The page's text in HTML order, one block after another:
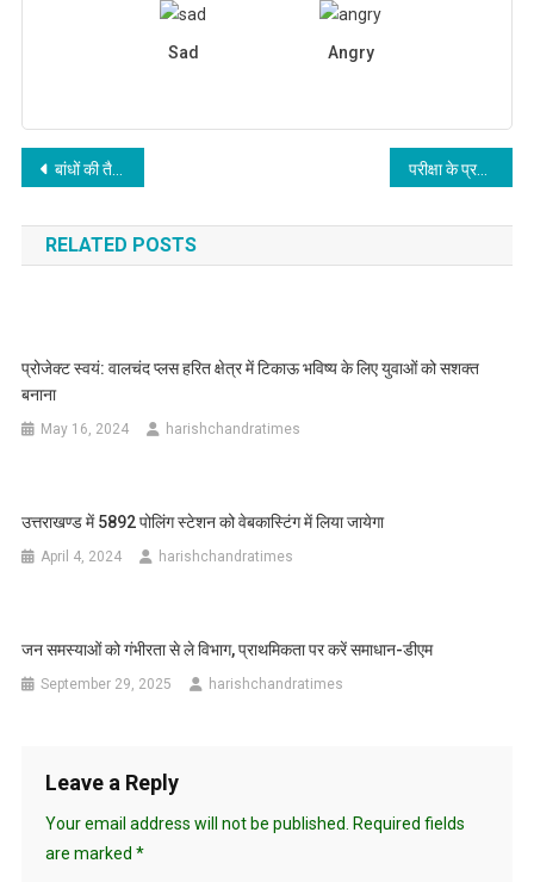
Sad Angry
Post
navigation
बांधों की तैयारी को परखने के लिए होगी मॉक ड्रिल परीक्षा के प्रति निष्ठा सुनिश्चित करना: सरकार की त्वरित कार्रवाई और दीर्घकालिक प्रतिबद्धता
RELATED POSTS
प्रोजेक्ट स्वयं: वालचंद प्लस हरित क्षेत्र में टिकाऊ भविष्य के लिए युवाओं को सशक्त
बनाना
May 16, 2024 harishchandratimes
उत्तराखण्ड में 5892 पोलिंग स्टेशन को वेबकास्टिंग में लिया जायेगा
April 4, 2024 harishchandratimes
जन समस्याओं को गंभीरता से ले विभाग, प्राथमिकता पर करें समाधान-डीएम
September 29, 2025 harishchandratimes
Leave a Reply
Your email address will not be published.
Required fields
are marked *